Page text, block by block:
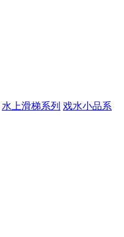
水上滑梯系列 戏水小品系